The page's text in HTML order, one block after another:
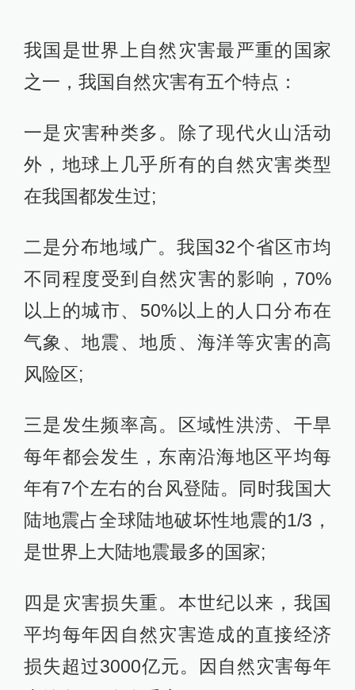
我国是世界上自然灾害最严重的国家
之一，我国自然灾害有五个特点：
一是灾害种类多。除了现代火山活动
外，地球上几乎所有的自然灾害类型
在我国都发生过;
二是分布地域广。我国32个省区市均
不同程度受到自然灾害的影响，70%
以上的城市、50%以上的人口分布在
气象、地震、地质、海洋等灾害的高
风险区;
三是发生频率高。区域性洪涝、干旱
每年都会发生，东南沿海地区平均每
年有7个左右的台风登陆。同时我国大
陆地震占全球陆地破坏性地震的1/3，
是世界上大陆地震最多的国家;
四是灾害损失重。本世纪以来，我国
平均每年因自然灾害造成的直接经济
损失超过3000亿元。因自然灾害每年